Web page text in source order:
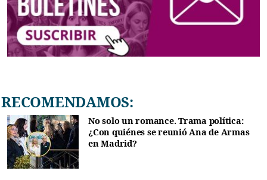
RECOMENDAMOS:
No solo un romance. Trama política:
¿Con quiénes se reunió Ana de Armas
en Madrid?